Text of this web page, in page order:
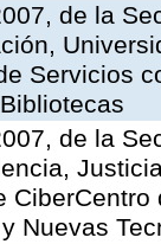
de la
Servicios
de la
Nuevas